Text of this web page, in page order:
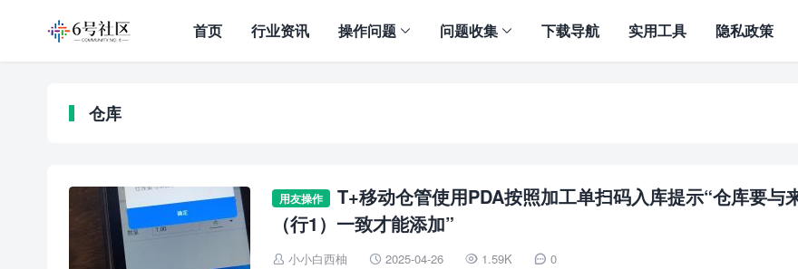
首页 行业资讯 操作问题 问题收集 下载导航 实用工具 隐私政策
仓库
用友操作
T+移动仓管使用PDA按照加工单扫码入库提示“仓库要与
（行1）一致才能添加”
 小小白西柚  2025-04-26  1.59K  0